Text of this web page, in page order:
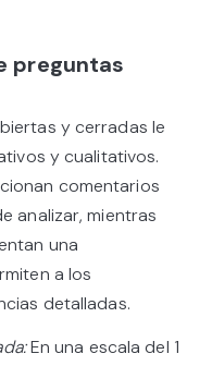
preguntas
y cerradas le
y cualitativos.
comentarios
analizar, mientras
una
a los
detalladas.
En una escala del 1